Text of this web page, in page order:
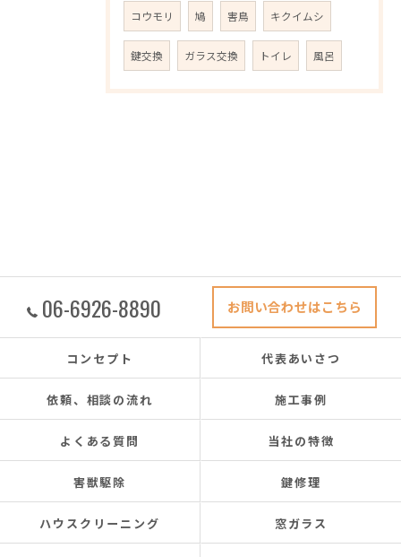
コウモリ 鳩 害鳥 キクイムシ
鍵交換 ガラス交換 トイレ 風呂
06-6926-8890 お問い合わせはこちら
コンセプト 代表あいさつ
依頼、相談の流れ 施工事例
よくある質問 当社の特徴
害獣駆除 鍵修理
ハウスクリーニング 窓ガラス